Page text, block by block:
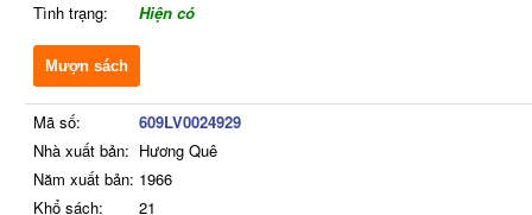
Tình trạng:
Hiện có
Mượn sách
Mã số:
609LV0024929
Nhà xuất bản: Hương Quê
Năm xuất bản: 1966
Khổ sách:
21